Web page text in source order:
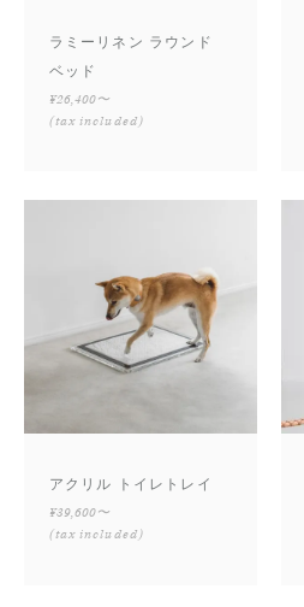
ラミーリネン ラウンド
ベッド
¥26,400〜
(tax included)
アクリル トイレトレイ
¥39,600〜
(tax included)